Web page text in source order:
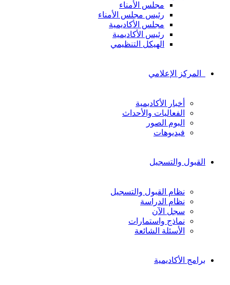
مجلس الأمناء
رئيس مجلس الأمناء
مجلس الأكاديمية
رئيس الأكاديمية
الهيكل التنظيمي
المركز الإعلامي
أخبار الأكاديمية
الفعاليات والأحداث
البوم الصور
فيديوهات
القبول والتسجيل
نظام القبول والتسجيل
نظام الدراسة
سجل الآن
نماذج واستمارات
الأسئلة الشائعة
برامج الأكاديمية